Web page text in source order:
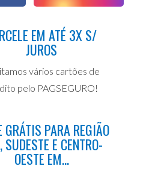
EM ATÉ 3X S/
JUROS
vários cartões de
pelo PAGSEGURO!
GRÁTIS PARA REGIÃO
SUDESTE E CENTRO-
OESTE EM...